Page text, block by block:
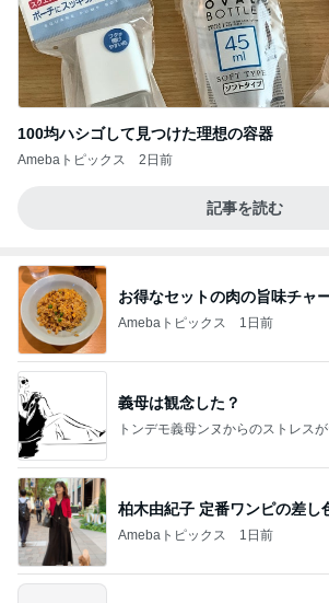
100均ハシゴして見つけた理想の容器
Amebaトピックス 2日前
記事を読む
お得なセットの肉の旨味チャ
Amebaトピックス 1日前
義母は観念した？
トンデモ義母ンヌからのストレスが
柏木由紀子 定番ワンピの差し
Amebaトピックス 1日前